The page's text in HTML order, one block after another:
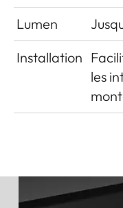
Lumen
Installation
les